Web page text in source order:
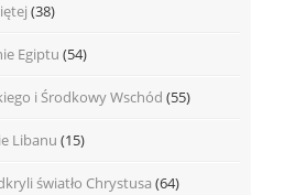
(38)
Egiptu (54)
i Środkowy Wschód (55)
Libanu (15)
światło Chrystusa (64)